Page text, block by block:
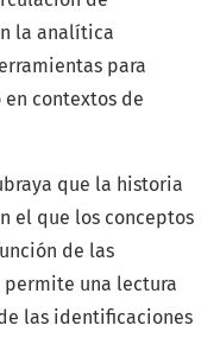
la analítica
para
contextos de
que la historia
el que los conceptos
de las
una lectura
las identificaciones